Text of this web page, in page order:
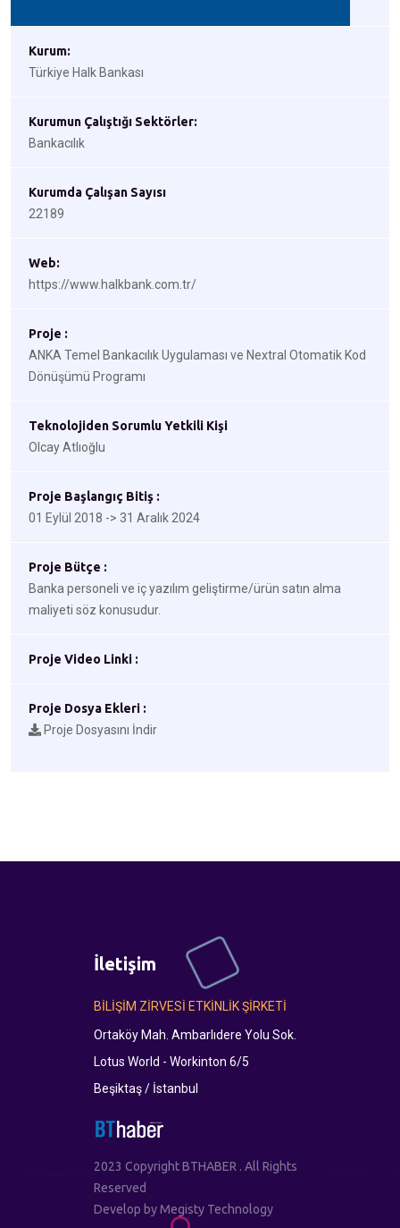
Kurum:
Türkiye Halk Bankası
Kurumun Çalıştığı Sektörler:
Bankacılık
Kurumda Çalışan Sayısı
22189
Web:
https://www.halkbank.com.tr/
Proje :
ANKA Temel Bankacılık Uygulaması ve Nextral Otomatik Kod
Dönüşümü Programı
Teknolojiden Sorumlu Yetkili Kişi
Olcay Atlıoğlu
Proje Başlangıç Bitiş :
01 Eylül 2018 -> 31 Aralık 2024
Proje Bütçe :
Banka personeli ve iç yazılım geliştirme/ürün satın alma
maliyeti söz konusudur.
Proje Video Linki :
Proje Dosya Ekleri :
Proje Dosyasını İndir
İletişim
BİLİŞİM ZİRVESİ ETKİNLİK ŞİRKETİ
Ortaköy Mah. Ambarlıdere Yolu Sok.
Lotus World - Workinton 6/5
Beşiktaş / İstanbul
2023 Copyright BTHABER . All Rights
Reserved
Develop byMegisty Technology